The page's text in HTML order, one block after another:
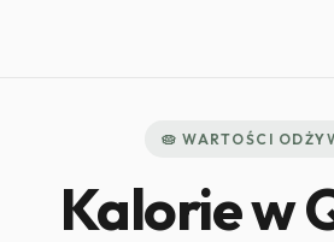
🥧 WARTOŚCI
Kalorie w